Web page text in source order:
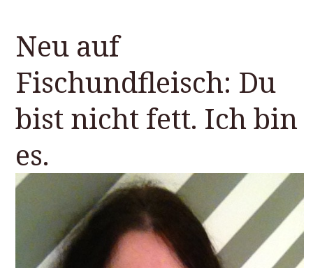
Neu auf
Fischundfleisch: Du
bist nicht fett. Ich bin
es.